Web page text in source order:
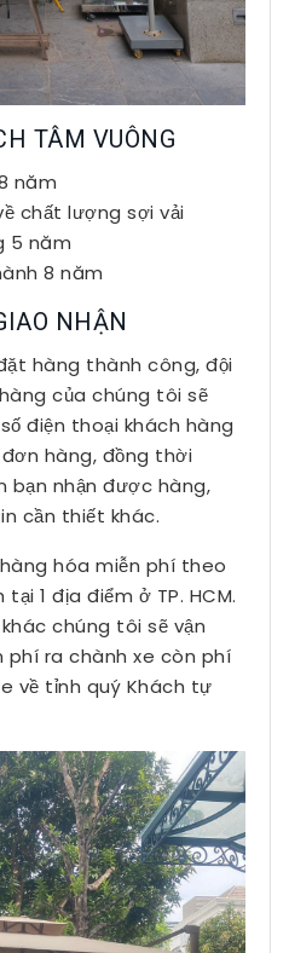
TÂM VUÔNG
năm
chất lượng sợi vải
5 năm
8 năm
NHẬN
hàng thành công, đội
của chúng tôi sẽ
điện thoại khách hàng
hàng, đồng thời
bạn nhận được hàng,
cần thiết khác.
hóa miễn phí theo
1 địa điểm ở TP. HCM.
chúng tôi sẽ vận
phí ra chành xe còn phí
về tỉnh quý Khách tự